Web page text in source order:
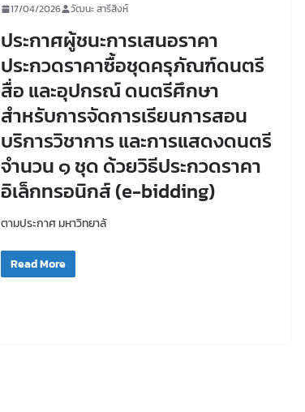
17/04/2026 วัฒนะ สารีสิงห์
ประกาศผู้ชนะการเสนอราคา
ประกวดราคาซื้อชุดครุภัณฑ์ดนตรี
สื่อ และอุปกรณ์ ดนตรีศึกษา
สำหรับการจัดการเรียนการสอน
บริการวิชาการ และการแสดงดนตรี
จำนวน ๑ ชุด ด้วยวิธีประกวดราคา
อิเล็กทรอนิกส์ (e-bidding)
ตามประกาศ มหาวิทยาลั
Read More